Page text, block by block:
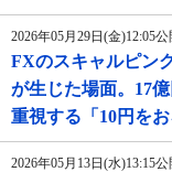
2026年05月29日(金)12:05公
FXのスキャルピン
が生じた場面。17
重視する「10円を
2026年05月13日(水)13:15公